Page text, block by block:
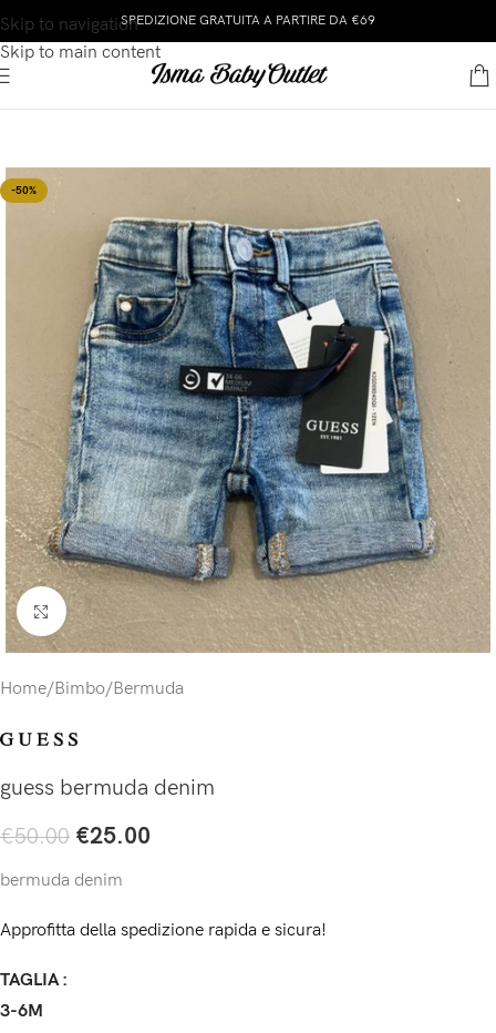
Skip to navigation
Skip to main content
SPEDIZIONE GRATUITA A PARTIRE DA €69
-50%
Click to enlarge
Home/Bimbo/Bermuda
guess bermuda denim
€50.00 €25.00
bermuda denim
Approfitta della spedizione rapida e sicura!
TAGLIA
3-6M